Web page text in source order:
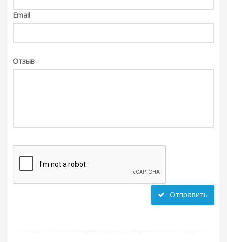
Email
Отзыв
Отправить